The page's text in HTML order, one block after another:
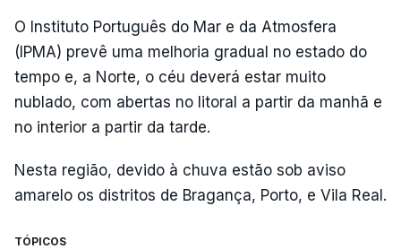
O Instituto Português do Mar e da Atmosfera
(IPMA) prevê uma melhoria gradual no estado do
tempo e, a Norte, o céu deverá estar muito
nublado, com abertas no litoral a partir da manhã e
no interior a partir da tarde.
Nesta região, devido à chuva estão sob aviso
amarelo os distritos de Bragança, Porto, e Vila Real.
TÓPICOS